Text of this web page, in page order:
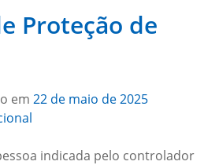
Proteção de
em 22 de maio de 2025
indicada pelo controlador